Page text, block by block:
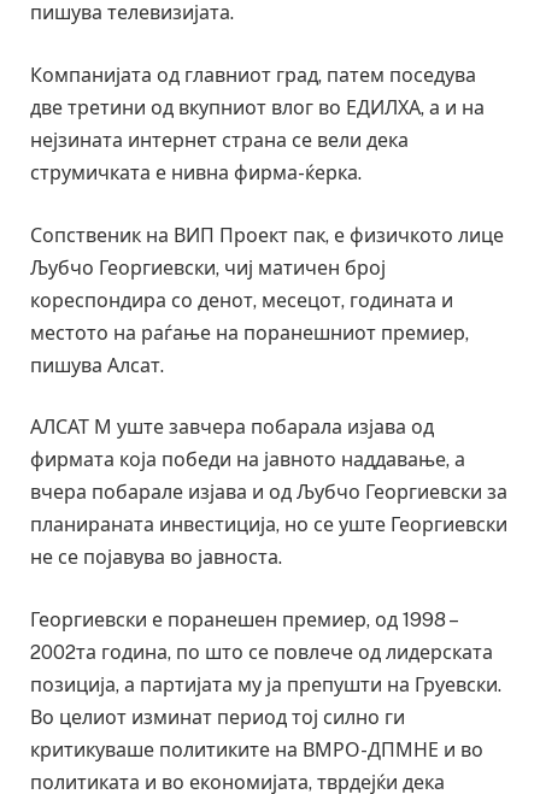
пишува телевизијата.
Компанијата од главниот град, патем поседува
две третини од вкупниот влог во ЕДИЛХА, а и на
нејзината интернет страна се вели дека
струмичката е нивна фирма-ќерка.
Сопственик на ВИП Проект пак, е физичкото лице
Љубчо Георгиевски, чиј матичен број
кореспондира со денот, месецот, годината и
местото на раѓање на поранешниот премиер,
пишува Алсат.
АЛСАТ М уште завчера побарала изјава од
фирмата која победи на јавното наддавање, а
вчера побарале изјава и од Љубчо Георгиевски за
планираната инвестиција, но се уште Георгиевски
не се појавува во јавноста.
Георгиевски е поранешен премиер, од 1998 –
2002та година, по што се повлече од лидерската
позиција, а партијата му ја препушти на Груевски.
Во целиот изминат период тој силно ги
критикуваше политиките на ВМРО-ДПМНЕ и во
политиката и во економијата, тврдејќи дека